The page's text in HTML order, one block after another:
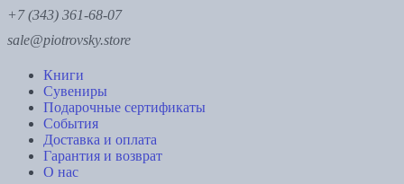
+7 (343) 361-68-07
sale@piotrovsky.store
Книги
Сувениры
Подарочные сертификаты
События
Доставка и оплата
Гарантия и возврат
О нас